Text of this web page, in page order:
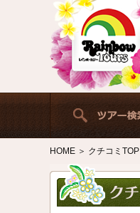
HOME ＞ クチコミTOP